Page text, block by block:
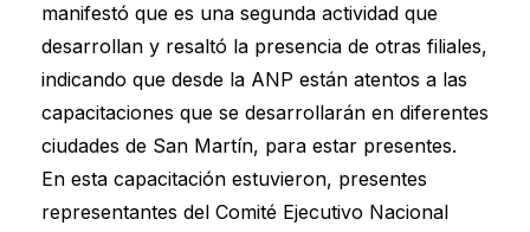
manifestó que es una segunda actividad que
desarrollan y resaltó la presencia de otras filiales,
indicando que desde la ANP están atentos a las
capacitaciones que se desarrollarán en diferentes
ciudades de San Martín, para estar presentes.
En esta capacitación estuvieron, presentes
representantes del Comité Ejecutivo Nacional